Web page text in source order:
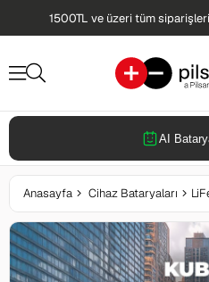
1500TL ve üzeri tüm
AI
Anasayfa Cihaz Bataryaları